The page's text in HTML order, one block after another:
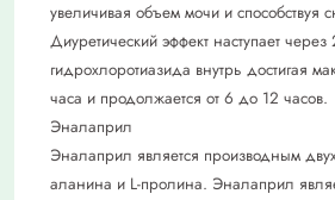
увеличивая объем мочи и
Диуретический эффект наступает
гидрохлоротиазида внутрь достигая
часа и продолжается от 6 до 12 часов.
Эналаприл
Эналаприл является производным
аланина и L-пролина. Эналаприл